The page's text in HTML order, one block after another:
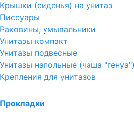
Крышки (сиденья) на унитаз
Писсуары
Раковины, умывальники
Унитазы компакт
Унитазы подвесные
Унитазы напольные (чаша "генуа")
Крепления для унитазов
Прокладки